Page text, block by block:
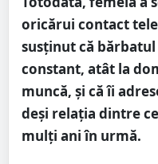
oricărui contact
susținut că
constant, atât la
muncă, și că îi
deși relația dintre
mulți ani în urmă.